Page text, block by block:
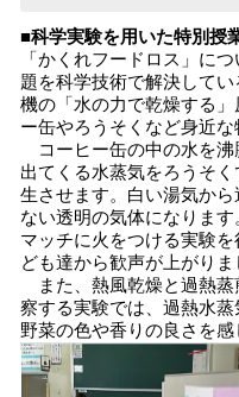
■科学実験を用いた特別授
「かくれフードロス」に
題を科学技術で解決して
機の「水の力で乾燥する
ー缶やろうそくなど身近な
コーヒー缶の中の水を沸
出てくる水蒸気をろうそ
生させます。白い湯気か
ない透明の気体になります
マッチに火をつける実験
ども達から歓声が上がりま
また、熱風乾燥と過熱蒸
察する実験では、過熱水
野菜の色や香りの良さを感